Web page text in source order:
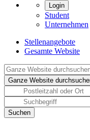
Login
Student
Unternehmen
Stellenangebote
Gesamte Website